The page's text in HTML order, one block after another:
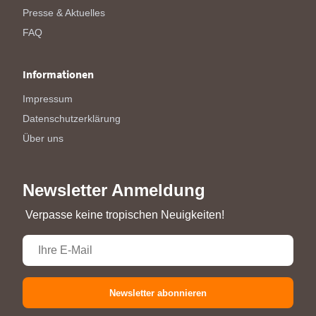
Presse & Aktuelles
FAQ
Informationen
Impressum
Datenschutzerklärung
Über uns
Newsletter Anmeldung
Verpasse keine tropischen Neuigkeiten!
Newsletter abonnieren